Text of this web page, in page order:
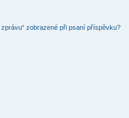
zobrazené při psaní příspěvku?